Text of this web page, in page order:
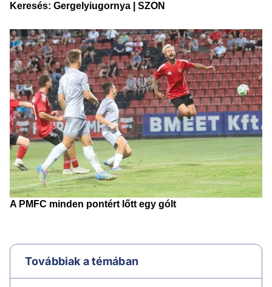
Továbbiak a témában